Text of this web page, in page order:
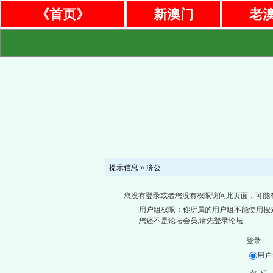
《首页》 新澳门 老
提示信息 » 济公
您没有登录或者您没有权限访问此页面，可能
用户组权限：你所属的用户组不能使用搜
您还不是论坛会员,请先登录论坛
登录
用